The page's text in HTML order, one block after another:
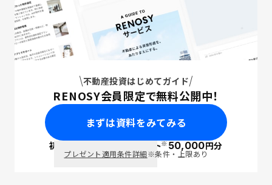
不動産投資はじめてガイド
RENOSY会員限定で無料公開中！
まずは資料をみてみる
初回面談で ポイント※50,000円分
プレゼント適用条件詳細※条件・上限あり